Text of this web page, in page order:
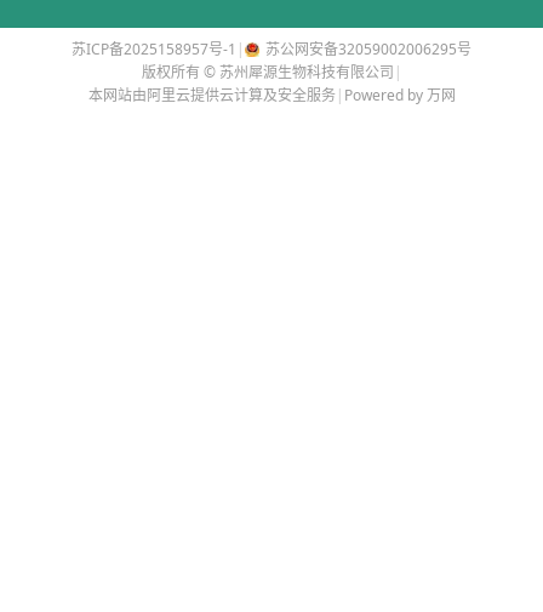
苏ICP备2025158957号-1 |
苏公网安备32059002006295号
版权所有 © 苏州犀源生物科技有限公司 |
本网站由阿里云提供云计算及安全服务 | Powered by 万网